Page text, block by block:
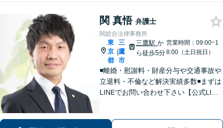
関 真悟 弁護士
関総合法律事務所
東
京
都
|
三
鷹
市
三鷹駅か
ら徒歩5分
営業時間：09:00~1
8:00（土日祝日）
◾️離婚・慰謝料・財産分与や交通事故や
立退料・不倫など解決実績多数◾️まずは
LINEでお問い合わせ下さい【公式LINE
案内します。